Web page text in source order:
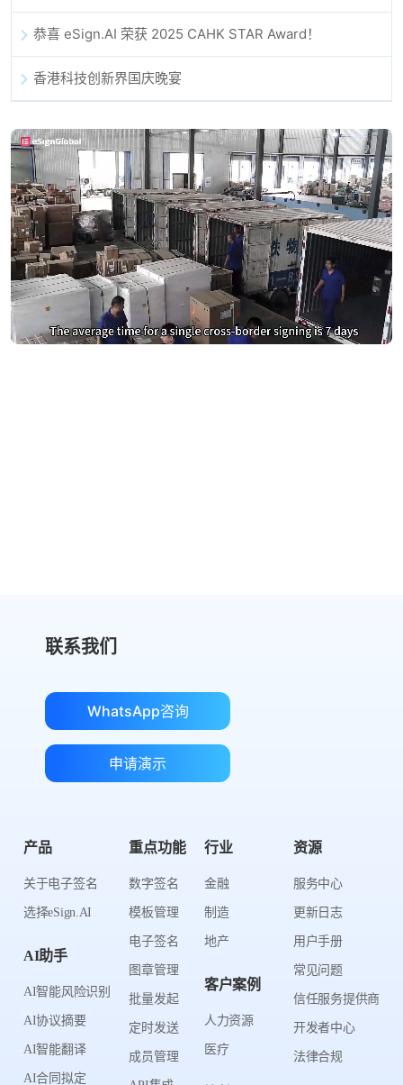
恭喜 eSign.AI 荣获 2025 CAHK STAR Award！
香港科技创新界国庆晚宴
联系我们
WhatsApp咨询
申请演示
产品
关于电子签名
选择eSign.AI
AI助手
AI智能风险识别
AI协议摘要
AI智能翻译
AI合同拟定
重点功能
数字签名
模板管理
电子签名
图章管理
批量发起
定时发送
成员管理
行业
金融
制造
地产
客户案例
人力资源
医疗
资源
服务中心
更新日志
用户手册
常见问题
信任服务提供商
开发者中心
法律合规